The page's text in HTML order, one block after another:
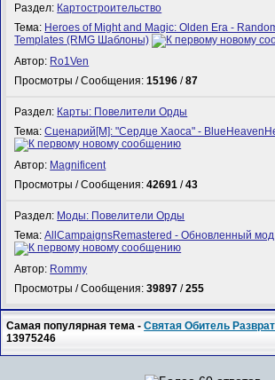
Раздел: Картостроительство
Тема: Heroes of Might and Magic: Olden Era -
Templates (RMG Шаблоны)
Автор: Ro1Ven
Просмотры / Сообщения:15196 /87
Раздел: Карты: Повелители Орды
Тема:Сценарий[M]: "Сердце Хаоса" -
Автор: Magnificent
Просмотры / Сообщения:42691 /43
Раздел: Моды: Повелители Орды
Тема:AllCampaignsRemastered - Обновленный
Автор: Rommy
Просмотры / Сообщения:39897 /255
Самая популярная тема -Святая Обитель
13975246